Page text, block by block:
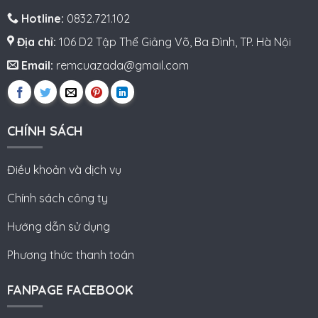
Hotline: 0832.721.102
Địa chỉ: 106 D2 Tập Thể Giảng Võ, Ba Đình, TP. Hà Nội
Email: remcuazada@gmail.com
CHÍNH SÁCH
Điều khoản và dịch vụ
Chính sách công ty
Hướng dẫn sử dụng
Phương thức thanh toán
FANPAGE FACEBOOK